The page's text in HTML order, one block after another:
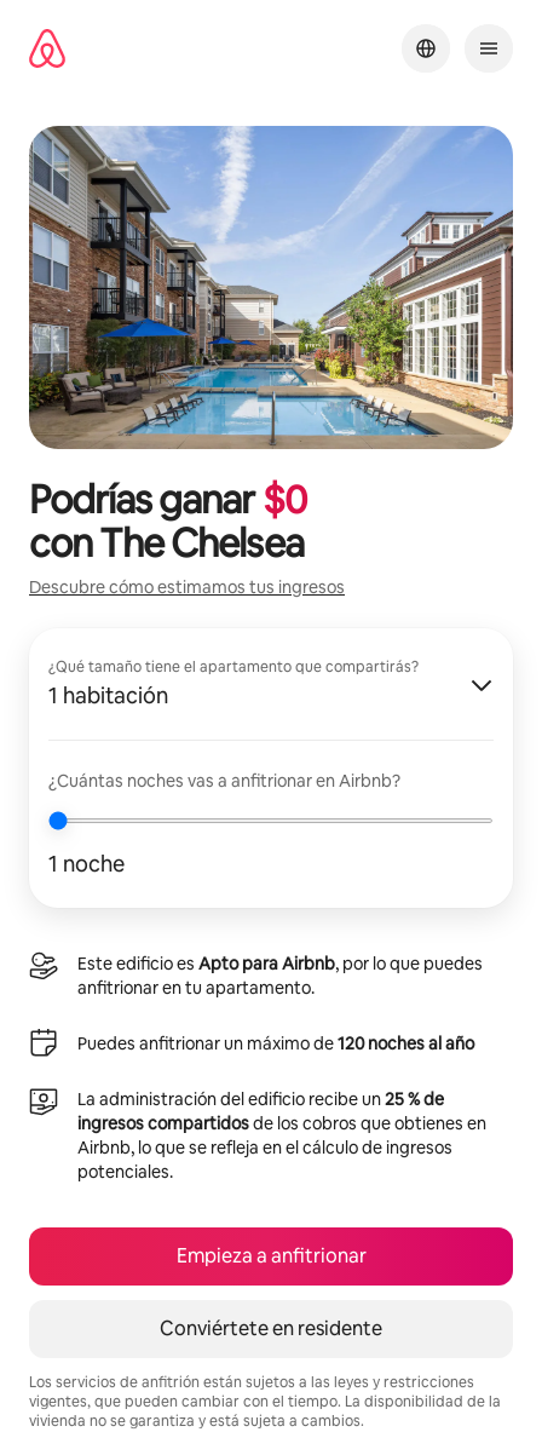
contenido
Podrías ganar$0
conThe Chelsea
Descubre cómo estimamos tus ingresos
¿Qué tamaño tiene el apartamento que compartirás?
1 habitación
¿Cuántas noches vas a anfitrionar en Airbnb?
1 noche
Este edificio es Apto para Airbnb, por lo que puedes
anfitrionar en tu apartamento.
Puedes anfitrionar un máximo de120 noches al año
La administración del edificio recibe un25 % de
ingresos compartidosde los cobros que obtienes en
Airbnb, lo que se refleja en el cálculo de ingresos
potenciales.
Empieza a anfitrionar
Conviértete en residente
Los servicios de anfitrión están sujetos a las leyes y restricciones
vigentes, que pueden cambiar con el tiempo. La disponibilidad de la
vivienda no se garantiza y está sujeta a cambios.